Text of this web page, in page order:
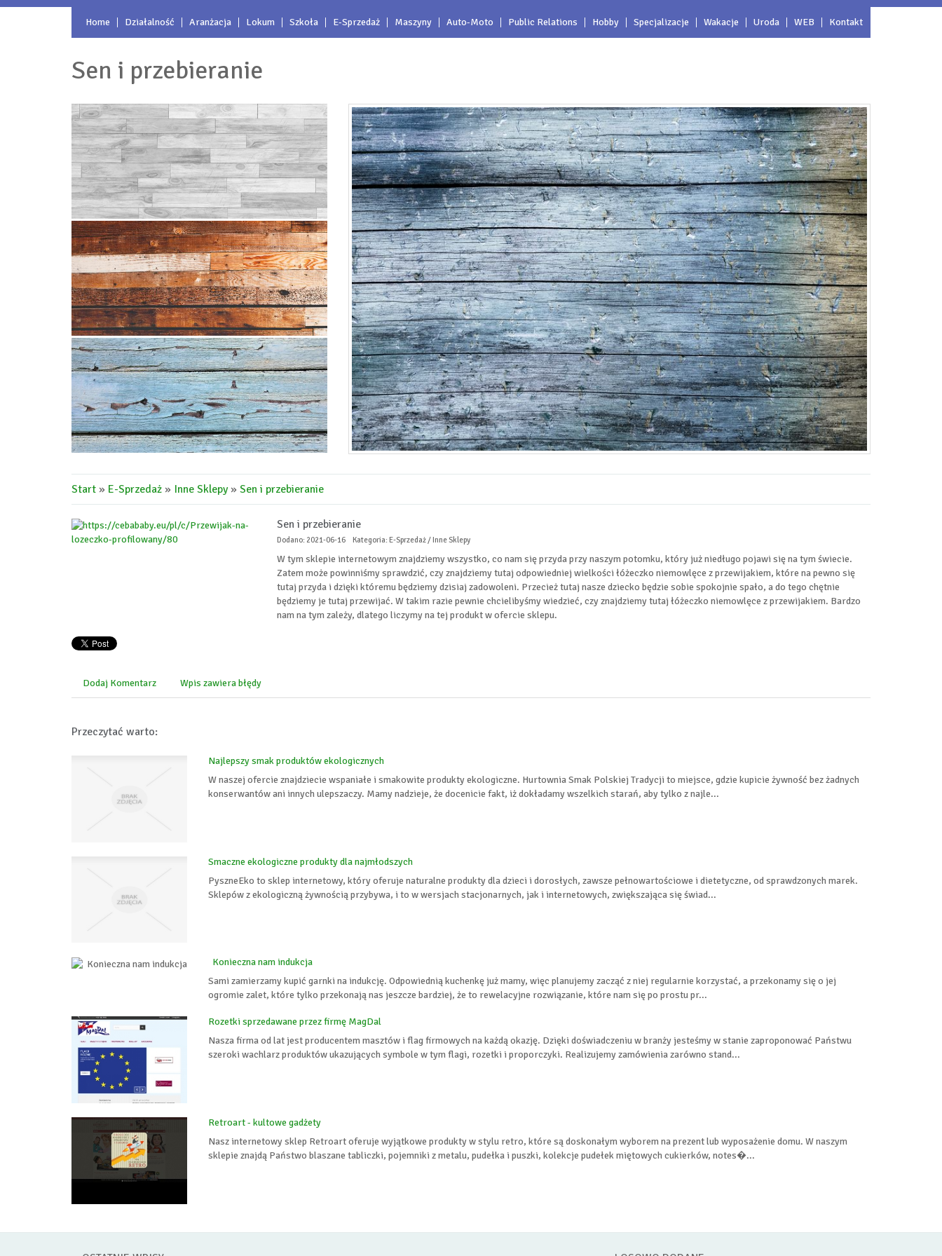
Home Działalność Aranżacja Lokum Szkoła E-Sprzedaż Maszyny Auto-Moto Public Relations Hobby Specjalizacje Wakacje Uroda WEB Kontakt
Sen i przebieranie
Start » E-Sprzedaż » Inne Sklepy» Sen i przebieranie
Sen i przebieranie
Dodano: 2021-06-16 Kategoria: E-Sprzedaż / Inne Sklepy
W tym sklepie internetowym znajdziemy wszystko, co nam się przyda przy naszym potomku, który już niedługo pojawi się na tym świecie.
Zatem może powinniśmy sprawdzić, czy znajdziemy tutaj odpowiedniej wielkości łóżeczko niemowlęce z przewijakiem, które na pewno się
tutaj przyda i dzięki któremu będziemy dzisiaj zadowoleni. Przecież tutaj nasze dziecko będzie sobie spokojnie spało, a do tego chętnie
będziemy je tutaj przewijać. W takim razie pewnie chcielibyśmy wiedzieć, czy znajdziemy tutaj łóżeczko niemowlęce z przewijakiem. Bardzo
nam na tym zależy, dlatego liczymy na tej produkt w ofercie sklepu.
Dodaj Komentarz Wpis zawiera błędy
Przeczytać warto:
Najlepszy smak produktów ekologicznych
W naszej ofercie znajdziecie wspaniałe i smakowite produkty ekologiczne. Hurtownia Smak Polskiej Tradycji to miejsce, gdzie kupicie żywność bez żadnych
konserwantów ani innych ulepszaczy. Mamy nadzieje, że docenicie fakt, iż dokładamy wszelkich starań, aby tylko z najle...
Smaczne ekologiczne produkty dla najmłodszych
PyszneEko to sklep internetowy, który oferuje naturalne produkty dla dzieci i dorosłych, zawsze pełnowartościowe i dietetyczne, od sprawdzonych marek.
Sklepów z ekologiczną żywnością przybywa, i to w wersjach stacjonarnych, jak i internetowych, zwiększająca się świad...
Konieczna nam indukcja
Sami zamierzamy kupić garnki na indukcję. Odpowiednią kuchenkę już mamy, więc planujemy zacząć z niej regularnie korzystać, a przekonamy się o jej
ogromie zalet, które tylko przekonają nas jeszcze bardziej, że to rewelacyjne rozwiązanie, które nam się po prostu pr...
Rozetki sprzedawane przez firmę MagDal
Nasza firma od lat jest producentem masztów i flag firmowych na każdą okazję. Dzięki doświadczeniu w branży jesteśmy w stanie zaproponować Państwu
szeroki wachlarz produktów ukazujących symbole w tym flagi, rozetki i proporczyki. Realizujemy zamówienia zarówno stand...
Retroart - kultowe gadżety
Nasz internetowy sklep Retroart oferuje wyjątkowe produkty w stylu retro, które są doskonałym wyborem na prezent lub wyposażenie domu. W naszym
sklepie znajdą Państwo blaszane tabliczki, pojemniki z metalu, pudełka i puszki, kolekcje pudełek miętowych cukierków, notes�...